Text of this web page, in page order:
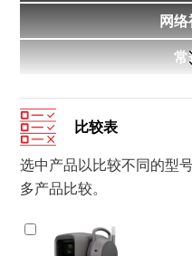
网
比较表
选中产品以比较不同的型
多产品比较。